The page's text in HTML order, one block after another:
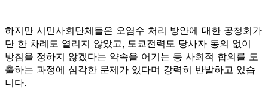
하지만 시민사회단체들은 오염수 처리 방안에 대한 공청회가
단 한 차례도 열리지 않았고, 도쿄전력도 당사자 동의 없이
방침을 정하지 않겠다는 약속을 어기는 등 사회적 합의를 도
출하는 과정에 심각한 문제가 있다며 강력히 반발하고 있습
니다.